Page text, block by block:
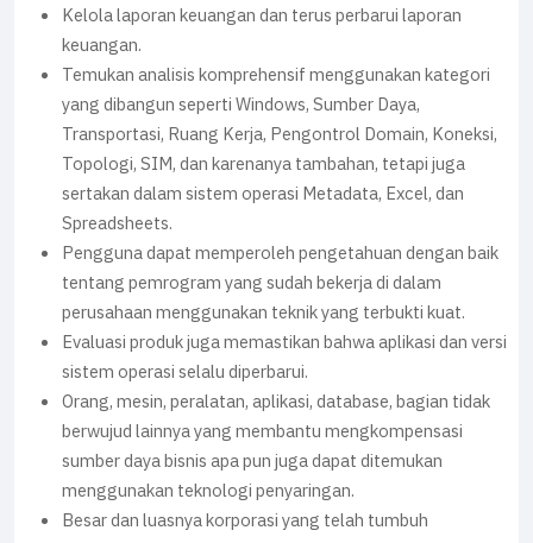
Kelola laporan keuangan dan terus perbarui laporan
keuangan.
Temukan analisis komprehensif menggunakan kategori
yang dibangun seperti Windows, Sumber Daya,
Transportasi, Ruang Kerja, Pengontrol Domain, Koneksi,
Topologi, SIM, dan karenanya tambahan, tetapi juga
sertakan dalam sistem operasi Metadata, Excel, dan
Spreadsheets.
Pengguna dapat memperoleh pengetahuan dengan baik
tentang pemrogram yang sudah bekerja di dalam
perusahaan menggunakan teknik yang terbukti kuat.
Evaluasi produk juga memastikan bahwa aplikasi dan versi
sistem operasi selalu diperbarui.
Orang, mesin, peralatan, aplikasi, database, bagian tidak
berwujud lainnya yang membantu mengkompensasi
sumber daya bisnis apa pun juga dapat ditemukan
menggunakan teknologi penyaringan.
Besar dan luasnya korporasi yang telah tumbuh